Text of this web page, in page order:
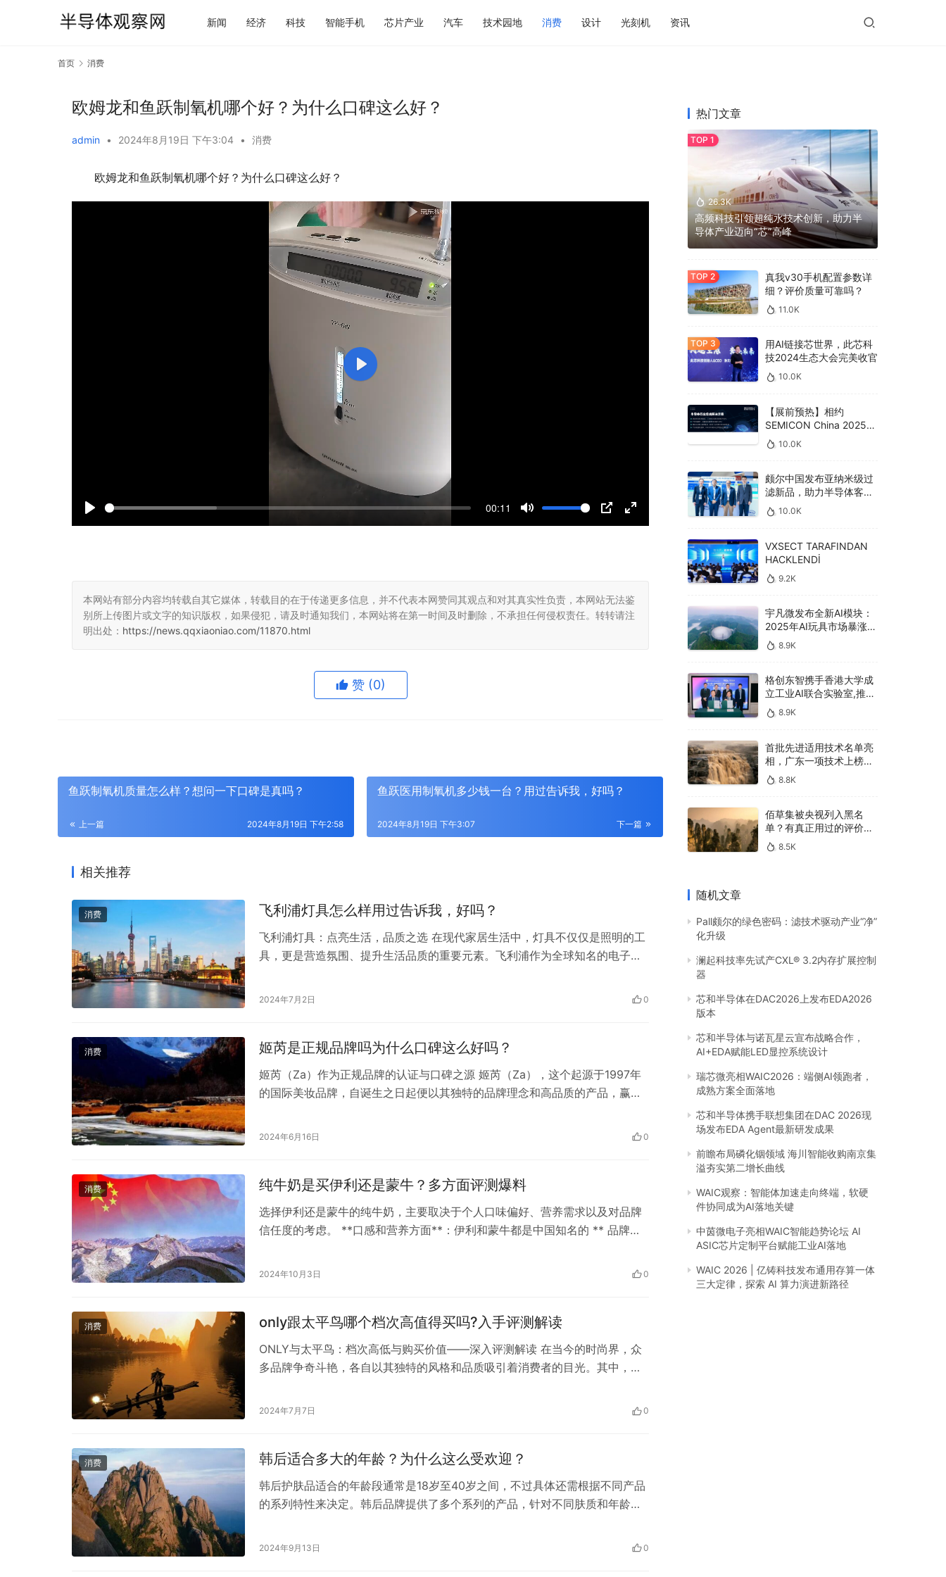
新闻 经济 科技 智能手机 芯片产业 汽车 技术园地 消费 设计 光刻机 资讯
首页 消费
欧姆龙和鱼跃制氧机哪个好？为什么口碑这么好？
admin • 2024年8月19日 下午3:04 • 消费
欧姆龙和鱼跃制氧机哪个好？为什么口碑这么好？
P
00:11
M
P
E
r
f
P
本网站有部分内容均转载自其它媒体，转载目的在于传递更多信息，并不代表本网赞同其观点和对其真实性负责，本网站无法鉴
别所上传图片或文字的知识版权，如果侵犯，请及时通知我们，本网站将在第一时间及时删除，不承担任何侵权责任。转转请注
明出处： https://news.qqxiaoniao.com/11870.html
赞 (0)
鱼跃制氧机质量怎么样？想问一下口碑是真吗？
上一篇 2024年8月19日 下午2:58
鱼跃医用制氧机多少钱一台？用过告诉我，好吗？
下一篇
2024年8月19日 下午3:07
相关推荐
消费 飞利浦灯具怎么样用过告诉我，好吗？
飞利浦灯具：点亮生活，品质之选 在现代家居生活中，灯具不仅仅是照明的工
具，更是营造氛围、提升生活品质的重要元素。飞利浦作为全球知名的电子产
可。那么，飞利浦灯具究竟怎么样呢？今天，就让我们一起来探讨一下飞利浦
2024年7月2日 0
消费 姬芮是正规品牌吗为什么口碑这么好吗？
姬芮（Za）作为正规品牌的认证与口碑之源 姬芮（Za），这个起源于1997年
的国际美妆品牌，自诞生之日起便以其独特的品牌理念和高品质的产品，赢得
的Za，不仅在国内外（包括中国大陆、中国香港、新加坡、泰国、越南等地）
2024年6月16日 0
消费 纯牛奶是买伊利还是蒙牛？多方面评测爆料
选择伊利还是蒙牛的纯牛奶，主要取决于个人口味偏好、营养需求以及对品牌
信任度的考虑。 **口感和营养方面**：伊利和蒙牛都是中国知名的 ** 品牌，
体验，伊利的产品可能口感稍淡，而蒙牛的产品可能甜度更高，口感更浓郁。
2024年10月3日 0
消费 only跟太平鸟哪个档次高值得买吗?入手评测解读
ONLY与太平鸟：档次高低与购买价值——深入评测解读 在当今的时尚界，众
多品牌争奇斗艳，各自以其独特的风格和品质吸引着消费者的目光。其中，
赢得了广大消费者的喜爱。那么，ONLY和太平鸟哪个档次更高？哪个更值得
2024年7月7日 0
消费 韩后适合多大的年龄？为什么这么受欢迎？
韩后护肤品适合的年龄段通常是18岁至40岁之间，不过具体还需根据不同产品
的系列特性来决定。韩后品牌提供了多个系列的产品，针对不同肤质和年龄段
蛋白系列适合18-55岁的年龄段使用；– 韩后金盏花系列适合18-45岁的年龄段
2024年9月13日 0
热门文章
26.3K
高频科技引领超纯水技术创新，助力半
导体产业迈向“芯”高峰
真我v30手机配置参数详
细？评价质量可靠吗？
11.0K
用AI链接芯世界，此芯科
技2024生态大会完美收官
10.0K
【展前预热】相约
SEMICON China 2025，
德克威尔总线解决方案革
新助力半导体设备高效升
10.0K
颇尔中国发布亚纳米级过
滤新品，助力半导体客户
良率提升
10.0K
VXSECT TARAFINDAN
HACKLENDİ
9.2K
宇凡微发布全新AI模块：
2025年AI玩具市场暴涨
400亿，90%传统厂商的
生死战即将打响
8.9K
格创东智携手香港大学成
立工业AI联合实验室,推进
AMHS智能物料搬运调度
系统研发
8.9K
首批先进适用技术名单亮
相，广东一项技术上榜，
有何独特之处？
8.8K
佰草集被央视列入黑名
单？有真正用过的评价
吗？8.5K
随机文章
Pall颇尔的绿色密码：滤技术驱动产业“净”
化升级
澜起科技率先试产CXL® 3.2内存扩展控制
器
芯和半导体在DAC2026上发布EDA2026
版本
芯和半导体与诺瓦星云宣布战略合作，
AI+EDA赋能LED显控系统设计
瑞芯微亮相WAIC2026：端侧AI领跑者，
成熟方案全面落地
芯和半导体携手联想集团在DAC 2026现
场发布EDA Agent最新研发成果
前瞻布局磷化铟领域 海川智能收购南京集
溢夯实第二增长曲线
WAIC观察：智能体加速走向终端，软硬
件协同成为AI落地关键
中茵微电子亮相WAIC智能趋势论坛 AI
ASIC芯片定制平台赋能工业AI落地
WAIC 2026 | 亿铸科技发布通用存算一体
三大定律，探索 AI 算力演进新路径